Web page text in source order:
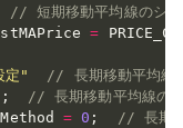
// 短期移動平均線のシ
=
定"
// 長期移動平均線
;
// 長期移動平均線の
= 0 ;
// 長期移